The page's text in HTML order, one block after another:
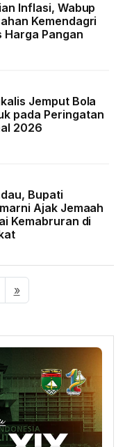
Inflasi, Wabup
Kemendagri
Harga Pangan
Jemput Bola
pada Peringatan
2026
Bupati
Ajak Jemaah
Kemabruran di
»